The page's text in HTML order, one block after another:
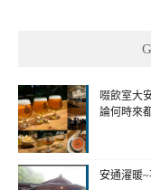
啜飲室大
論何時來
安通濯暖